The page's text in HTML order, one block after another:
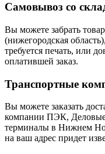
Самовывоз со
Вы можете забрать
(нижегородская
требуется печать, или
оплатившей заказ.
Транспортные
Вы можете заказать
компании ПЭК,
терминалы в Нижнем
на ваш адрес придет